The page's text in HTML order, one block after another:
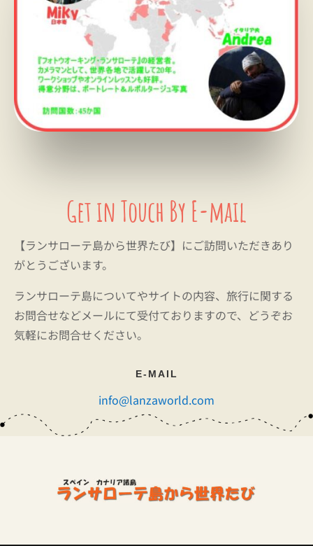
Get in Touch By E-mail
【ランサローテ島から世界たび】にご訪問いただきあり
がとうございます。
ランサローテ島についてやサイトの内容、旅行に関する
お問合せなどメールにて受付ておりますので、どうぞお
気軽にお問合せください。
E-MAIL
info@lanzaworld.com